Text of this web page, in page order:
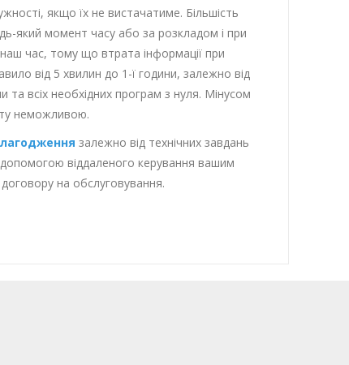
якщо їх не вистачатиме. Більшість
який момент часу або за розкладом і при
час, тому що втрата інформації при
від 5 хвилин до 1-ї години, залежно від
всіх необхідних програм з нуля. Мінусом
неможливою.
залежно від технічних завдань
віддаленого керування вашим
на обслуговування.